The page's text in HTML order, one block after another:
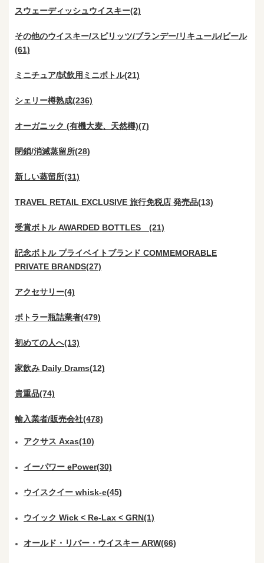
スウェーディッシュウイスキー(2)
その他のウイスキー/スピリッツ/ブランデー/リキュール/ビール
(61)
ミニチュア/試飲用ミニボトル(21)
シェリー樽熟成(236)
オーガニック (有機大麦、天然樽)(7)
閉鎖/消滅蒸留所(28)
新しい蒸留所(31)
TRAVEL RETAIL EXCLUSIVE 旅行免税店 発売品(13)
受賞ボトル AWARDED BOTTLES (21)
記念ボトル プライベイトブランド COMMEMORABLE
PRIVATE BRANDS(27)
アクセサリー(4)
ボトラー瓶詰業者(479)
初めての人へ(13)
家飲み Daily Drams(12)
貴重品(74)
輸入業者/販売会社(478)
アクサス Axas(10)
イーパワー ePower(30)
ウイスクイー whisk-e(45)
ウイック Wick < Re-Lax < GRN(1)
オールド・リバー・ウイスキー ARW(66)